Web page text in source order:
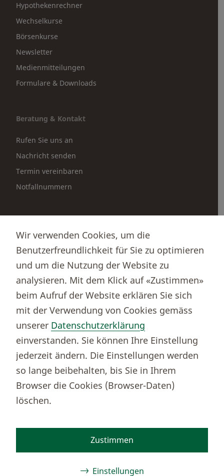
Hypothekenrechner
Wechselkurse
Börsenkurse
Newsletter
Medienmitteilungen
Formulare & Downloads
Beratung & Kontakt
Rufen Sie uns an
Nachricht senden
Termin vereinbaren
Notfallnummern
Börsenportal Yourmoney
Thurgauer Kantonalbank
Bankenclearingnr.
784
BIC (SWIFT)
KBTGCH22
Weitere TKB Nummern
Rechtliche Hinweise
Barrierefreiheit
Cookie-Einstellungen
FacebookInstagram
TikTokYoutube
Wir verwenden Cookies, um die
Benutzerfreundlichkeit für Sie zu optimieren
und um die Nutzung der Website zu
analysieren. Mit dem Klick auf «Zustimmen»
beim Aufruf der Website erklären Sie sich
mit der Verwendung von Cookies gemäss
unserer Datenschutzerklärung
einverstanden. Sie können Ihre Einstellung
jederzeit ändern. Die Einstellungen werden
so lange beibehalten, bis Sie in Ihrem
Browser die Cookies (Browser-Daten)
löschen.
Einstellungen
Zustimmen